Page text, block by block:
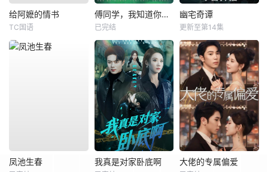
给阿嬷的情书
TC国语
傅同学，我知道你暗恋我
已完结
幽宅奇谭
更新至第14集
凤池生春 我真是对家卧底啊 大佬的专属偏爱